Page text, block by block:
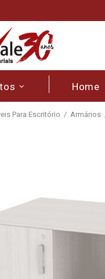
Home
Para Escritório Armários